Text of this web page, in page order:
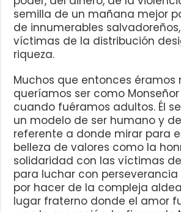
semilla de un mañana mejor
de innumerables
víctimas de la distribución
riqueza.
Muchos que entonces éramos
queríamos ser como
cuando fuéramos adultos. Él
un modelo de ser humano y
referente a donde mirar para
belleza de valores como la
solidaridad con las víctimas
para luchar con
por hacer de la compleja
lugar fraterno donde el amor